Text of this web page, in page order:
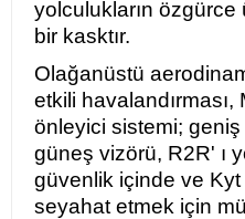
yolculukların
bir kasktır.
Olağanüstü
etkili
önleyici sistemi;
güneş vizörü, R2R' ı
güvenlik içinde ve
seyahat etmek için